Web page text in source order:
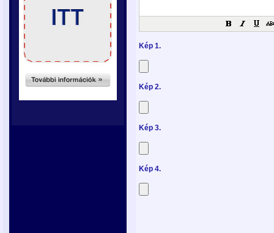
Kép 1.
Kép 2.
Kép 3.
Kép 4.